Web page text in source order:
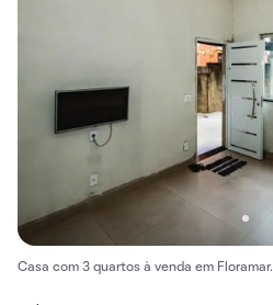
Casa com 3 quartos à venda em Floramar.